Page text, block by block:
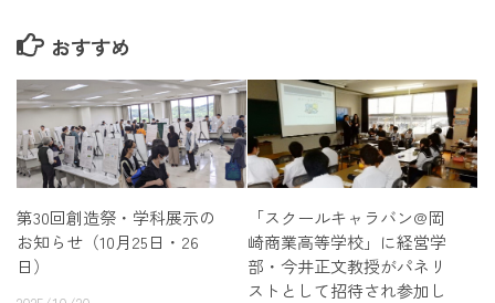
おすすめ
第30回創造祭・学科展示の
お知らせ（10月25日・26
日）
「スクールキャラバン@岡
崎商業高等学校」に経営学
部・今井正文教授がパネリ
ストとして招待され参加し